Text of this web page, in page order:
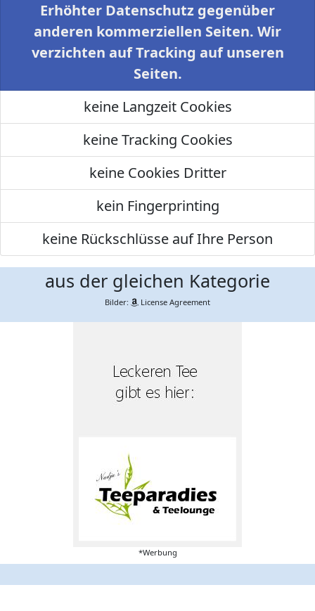
Erhöhter Datenschutz gegenüber
anderen kommerziellen Seiten. Wir
verzichten auf Tracking auf unseren
Seiten.
keine Langzeit Cookies
keine Tracking Cookies
keine Cookies Dritter
kein Fingerprinting
keine Rückschlüsse auf Ihre Person
aus der gleichen Kategorie
Bilder: License Agreement
*Werbung